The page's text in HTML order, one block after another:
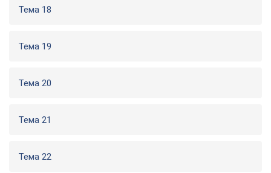
Тема 18
Тема 19
Тема 20
Тема 21
Тема 22